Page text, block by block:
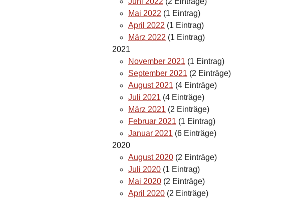
Mai 2022 (1 Eintrag)
April 2022 (1 Eintrag)
März 2022 (1 Eintrag)
2021
November 2021 (1 Eintrag)
September 2021 (2 Einträge)
August 2021 (4 Einträge)
Juli 2021 (4 Einträge)
März 2021 (2 Einträge)
Februar 2021 (1 Eintrag)
Januar 2021 (6 Einträge)
2020
August 2020 (2 Einträge)
Juli 2020 (1 Eintrag)
Mai 2020 (2 Einträge)
April 2020 (2 Einträge)